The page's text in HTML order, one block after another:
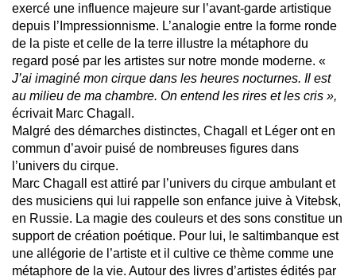
exercé une influence majeure sur l’avant-garde artistique
depuis l’Impressionnisme. L’analogie entre la forme ronde
de la piste et celle de la terre illustre la métaphore du
regard posé par les artistes sur notre monde moderne. «
J’ai imaginé mon cirque dans les heures nocturnes. Il est
au milieu de ma chambre. On entend les rires et les cris »,
écrivait Marc Chagall.
Malgré des démarches distinctes, Chagall et Léger ont en
commun d’avoir puisé de nombreuses figures dans
l’univers du cirque.
Marc Chagall est attiré par l’univers du cirque ambulant et
des musiciens qui lui rappelle son enfance juive à Vitebsk,
en Russie. La magie des couleurs et des sons constitue un
support de création poétique. Pour lui, le saltimbanque est
une allégorie de l’artiste et il cultive ce thème comme une
métaphore de la vie. Autour des livres d’artistes édités par